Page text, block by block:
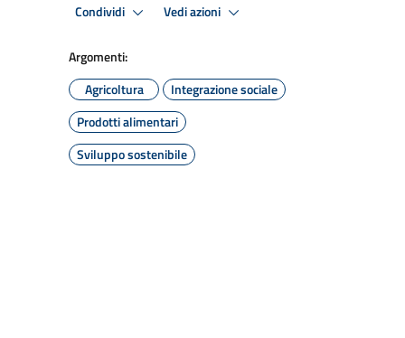
Condividi Vedi azioni
Argomenti:
Agricoltura
Integrazione sociale
Prodotti alimentari
Sviluppo sostenibile